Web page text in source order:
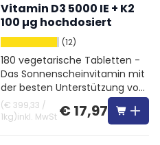
Vitamin D3 5000 IE + K2
100 µg hochdosiert
(12)
180 vegetarische Tabletten -
Das Sonnenscheinvitamin mit
der besten Unterstützung von
Vitamin K2
(€ 399,33 /
1kg)inkl. MwSt € 17,97